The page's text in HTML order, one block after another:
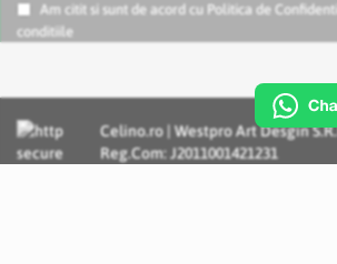
Am citit si sunt de acord cu Politica de
conditiile
Celino.ro | Westpro Art Desgin
Reg.Com: J2011001421231